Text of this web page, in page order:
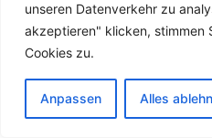
unseren Datenverkehr zu
akzeptieren" klicken, stimmen
Cookies zu.
Anpassen Alles